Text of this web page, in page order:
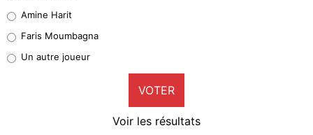
1%
9%
Amine Harit
Faris Moumbagna
Un autre joueur
VOTER
Voir les résultats